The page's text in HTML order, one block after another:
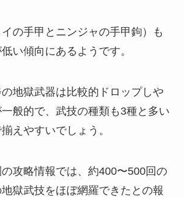
の手甲とニンジャの手甲鉤）も
い傾向にあるようです。
地獄武器は比較的ドロップしや
般的で、武技の種類も3種と多い
えやすいでしょう。
攻略情報では、約400〜500回の
獄武技をほぼ網羅できたとの報